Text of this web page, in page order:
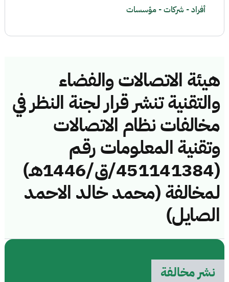
هيئة الاتصالات والفضاء
والتقنية تنشر قرار لجنة النظر في
مخالفات نظام الاتصالات
وتقنية المعلومات رقم
(451141384/ق/1446هـ)
لمخالفة (محمد خالد الاحمد
الصايل)
نشر مخالفة
أفراد - شركات - مؤسسات